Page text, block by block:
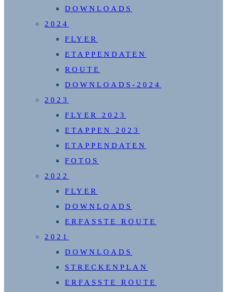
DOWNLOADS
2024
FLYER
ETAPPENDATEN
ROUTE
DOWNLOADS-2024
2023
FLYER 2023
ETAPPEN 2023
ETAPPENDATEN
FOTOS
2022
FLYER
DOWNLOADS
ERFASSTE ROUTE
2021
DOWNLOADS
STRECKENPLAN
ERFASSTE ROUTE